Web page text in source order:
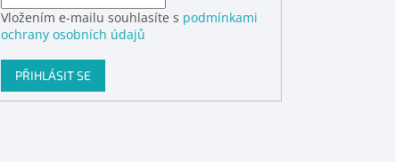
Vložením e-mailu souhlasíte s podmínkami
ochrany osobních údajů
PŘIHLÁSIT SE